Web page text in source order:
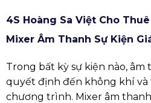
4S Hoàng Sa Việt Cho
Mixer Âm Thanh Sự Kiện
Trong bất kỳ sự kiện nào,
quyết định đến không khí và
chương trình. Mixer âm